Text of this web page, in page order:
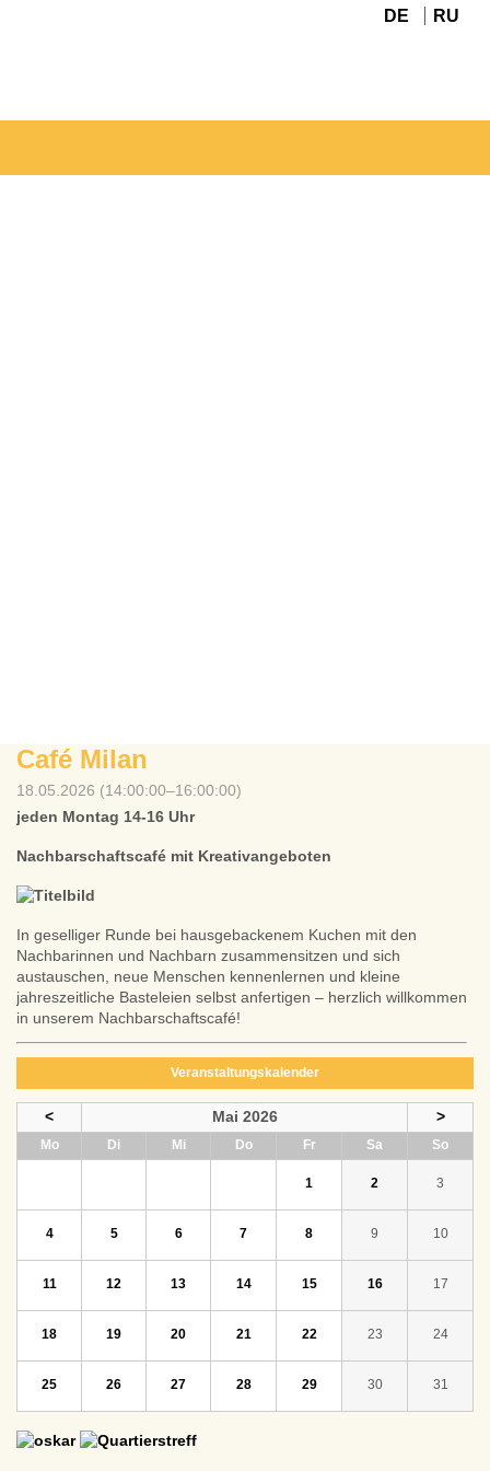
DE RU
Café Milan
18.05.2026 (14:00:00–16:00:00)
jeden Montag 14-16 Uhr
Nachbarschaftscafé mit Kreativangeboten
In geselliger Runde bei hausgebackenem Kuchen mit den
Nachbarinnen und Nachbarn zusammensitzen und sich
austauschen, neue Menschen kennenlernen und kleine
jahreszeitliche Basteleien selbst anfertigen – herzlich willkommen
in unserem Nachbarschaftscafé!
Veranstaltungskalender
< Mai 2026 >
Montag Dienstag Mittwoch DonnerstagFreitag Sa Sonntag
1 2 3
4 5 6 7 8 9 10
11 12 13 14 15 16 17
18 19 20 21 22 23 24
25 26 27 28 29 30 31